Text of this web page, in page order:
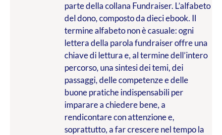
parte della collana Fundraiser. L’alfabeto
del dono, composto da dieci ebook. Il
termine alfabeto non è casuale: ogni
lettera della parola fundraiser offre una
chiave di lettura e, al termine dell’intero
percorso, una sintesi dei temi, dei
passaggi, delle competenze e delle
buone pratiche indispensabili per
imparare a chiedere bene, a
rendicontare con attenzione e,
soprattutto, a far crescere nel tempo la